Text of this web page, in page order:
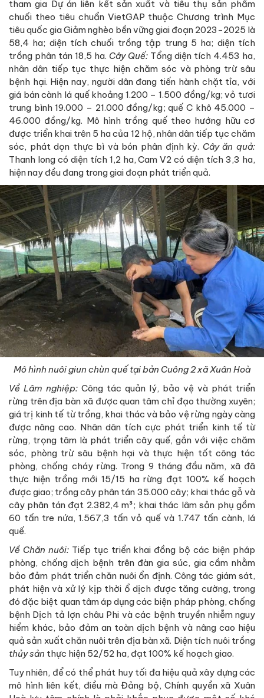
tham gia Dự án liên kết sản xuất và tiêu thụ sản phẩm
chuối theo tiêu chuẩn VietGAP thuộc Chương trình Mục
tiêu quốc gia Giảm nghèo bền vững giai đoạn 2023-2025 là
58,4 ha; diện tích chuối trồng tập trung 5 ha; diện tích
trồng phân tán 18,5 ha. Cây Quế: Tổng diện tích 4.453 ha,
nhân dân tiếp tục thực hiện chăm sóc và phòng trừ sâu
bệnh hại. Hiện nay, người dân đang tiến hành chặt tỉa, với
giá bán cành lá quế khoảng 1.200 – 1.500 đồng/kg; vỏ tươi
trung bình 19.000 – 21.000 đồng/kg; quế C khô 45.000 –
46.000 đồng/kg. Mô hình trồng quế theo hướng hữu cơ
được triển khai trên 5 ha của 12 hộ, nhân dân tiếp tục chăm
sóc, phát dọn thực bì và bón phân định kỳ. Cây ăn quả:
Thanh long có diện tích 1,2 ha, Cam V2 có diện tích 3,3 ha,
hiện nay đều đang trong giai đoạn phát triển quả.
Mô hình nuôi giun chùn quế tại bản Cuông 2 xã Xuân Hoà
Về Lâm nghiệp: Công tác quản lý, bảo vệ và phát triển
rừng trên địa bàn xã được quan tâm chỉ đạo thường xuyên;
giá trị kinh tế từ trồng, khai thác và bảo vệ rừng ngày càng
được nâng cao. Nhân dân tích cực phát triển kinh tế từ
rừng, trọng tâm là phát triển cây quế, gắn với việc chăm
sóc, phòng trừ sâu bệnh hại và thực hiện tốt công tác
phòng, chống cháy rừng. Trong 9 tháng đầu năm, xã đã
thực hiện trồng mới 15/15 ha rừng đạt 100% kế hoạch
được giao; trồng cây phân tán 35.000 cây; khai thác gỗ và
cây phân tán đạt 2.382,4 m³; khai thác lâm sản phụ gồm
60 tấn tre nứa, 1.567,3 tấn vỏ quế và 1.747 tấn cành, lá
quế.
Về Chăn nuôi: Tiếp tục triển khai đồng bộ các biện pháp
phòng, chống dịch bệnh trên đàn gia súc, gia cầm nhằm
bảo đảm phát triển chăn nuôi ổn định. Công tác giám sát,
phát hiện và xử lý kịp thời ổ dịch được tăng cường, trong
đó đặc biệt quan tâm áp dụng các biện pháp phòng, chống
bệnh Dịch tả lợn châu Phi và các bệnh truyền nhiễm nguy
hiểm khác, bảo đảm an toàn dịch bệnh và nâng cao hiệu
quả sản xuất chăn nuôi trên địa bàn xã. Diện tích nuôi trồng
thủy sản thực hiện 52/52 ha, đạt 100% kế hoạch giao.
Tuy nhiên, để có thể phát huy tối đa hiệu quả xây dựng các
mô hình liên kết, điều mà Đảng bộ, Chính quyền xã Xuân